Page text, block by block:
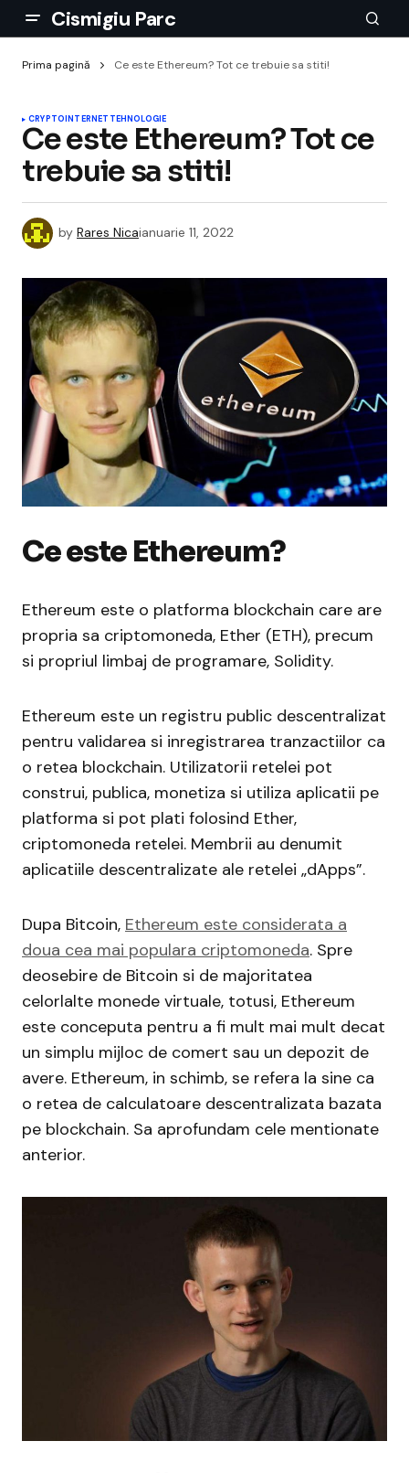
Cismigiu Parc
Prima pagină Ce este Ethereum? Tot ce trebuie sa stiti!
CRYPTOINTERNET TEHNOLOGIE
Ce este Ethereum? Tot ce
trebuie sa stiti!
by Rares Nicaianuarie 11, 2022
Ce este Ethereum?
Ethereum este o platforma blockchain care are
propria sa criptomoneda, Ether (ETH), precum
si propriul limbaj de programare, Solidity.
Ethereum este un registru public descentralizat
pentru validarea si inregistrarea tranzactiilor ca
o retea blockchain. Utilizatorii retelei pot
construi, publica, monetiza si utiliza aplicatii pe
platforma si pot plati folosind Ether,
criptomoneda retelei. Membrii au denumit
aplicatiile descentralizate ale retelei „dApps”.
Dupa Bitcoin, Ethereum este considerata a
doua cea mai populara criptomoneda. Spre
deosebire de Bitcoin si de majoritatea
celorlalte monede virtuale, totusi, Ethereum
este conceputa pentru a fi mult mai mult decat
un simplu mijloc de comert sau un depozit de
avere. Ethereum, in schimb, se refera la sine ca
o retea de calculatoare descentralizata bazata
pe blockchain. Sa aprofundam cele mentionate
anterior.